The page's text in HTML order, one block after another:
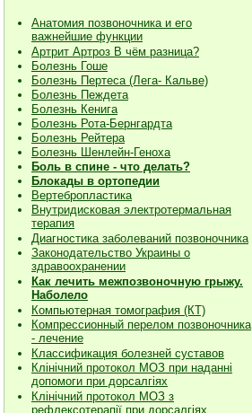
Анатомия позвоночника и его
важнейшие функции
Артрит Артроз В чём разница?
Болезнь Гоше
Болезнь Пертеса (Лега- Кальве)
Болезнь Пеждета
Болезнь Кенига
Болезнь Рота-Бернгардта
Болезнь Рейтера
Болезнь Шенлейн-Геноха
Боль в спине - что делать?
Блокады в ортопедии
Вертебропластика
Внутридисковая электротермальная
терапия
Диагностика заболеваний позвоночника
Законодательство Украины о
здравоохранении
Как лечить межпозвоночную грыжу.
Наболело
Компьютерная томография (КТ)
Компрессионный перелом позвоночника
- лечение
Классификация болезней суставов
Клiнiчний протокол МОЗ при наданнi
допомоги при дорсалгiях
Клiнiчний протокол МОЗ з